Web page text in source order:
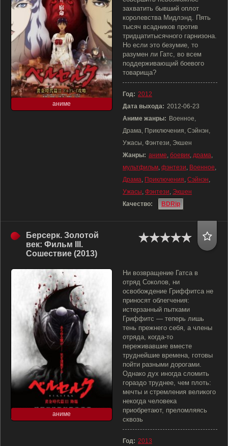
аниме
захватить бывший оплот
королевства Мидлэнд. Пять
тысяч всадников против
тридцатитысячного гарнизона.
Но если это безумие, то
разумен ли Гатс, во всем
поддерживающий боевого
товарища?
Год: 2012
Дата выхода: 2012-06-23
Аниме жанры: Военное,
Драма, Приключения, Сэйнэн,
Ужасы, Фэнтези, Экшен
Жанры: аниме, боевик, драма,
мультфильм, фэнтези, Военное,
Драма, Приключения, Сэйнэн,
Ужасы, Фэнтези, Экшен
Качество:
BDRip
Берсерк. Золотой
век: Фильм III.
Сошествие (2013)
аниме
Ни возвращение Гатса в
отряд Соколов, ни
освобождение Гриффитса не
приносят облегчения:
истерзанный пытками
Гриффитс — теперь лишь
тень прежнего себя, а члены
отряда, когда-то
переживавшие вместе
труднейшие времена, готовы
пойти разными дорогами.
Однако дух иногда сломить
гораздо труднее, чем плоть:
мечты и стремления великого
некогда человека
приобретают, преломляясь
сквозь
Год: 2013